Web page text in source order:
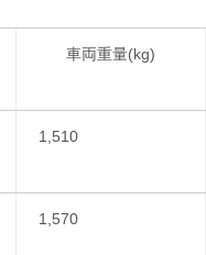
車両重量(kg)
1,510
1,570